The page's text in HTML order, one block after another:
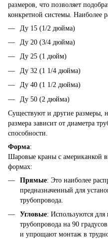
размеров, что позволяет
конкретной системы. Наиболее
Ду 15 (1/2 дюйма)
Ду 20 (3/4 дюйма)
Ду 25 (1 дюйм)
Ду 32 (1 1/4 дюйма)
Ду 40 (1 1/2 дюйма)
Ду 50 (2 дюйма)
Существуют и другие размеры,
размера зависит от диаметра
способности.
Форма:
Шаровые краны с американкой
формах:
Прямые: Это наиболее
предназначенный для
трубопровода.
Угловые: Используются для
трубопровода на 90
и упрощают монтаж в